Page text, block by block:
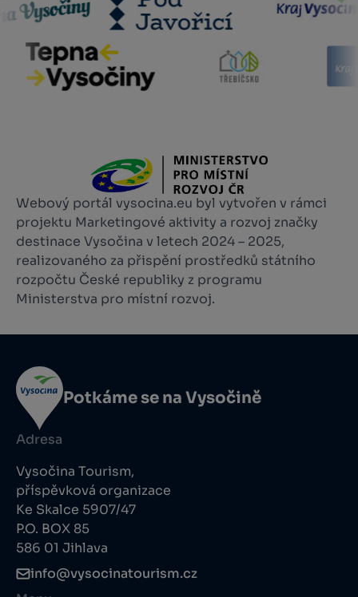
Webový portál vysocina.eu byl vytvořen v rámci
projektu Marketingové aktivity a rozvoj značky
destinace Vysočina v letech 2024 – 2025,
realizovaného za přispění prostředků státního
rozpočtu České republiky z programu
Ministerstva pro místní rozvoj.
Potkáme se na Vysočině
Adresa
Vysočina Tourism,
příspěvková organizace
Ke Skalce 5907/47
P.O. BOX 85
586 01 Jihlava
info@vysocinatourism.cz